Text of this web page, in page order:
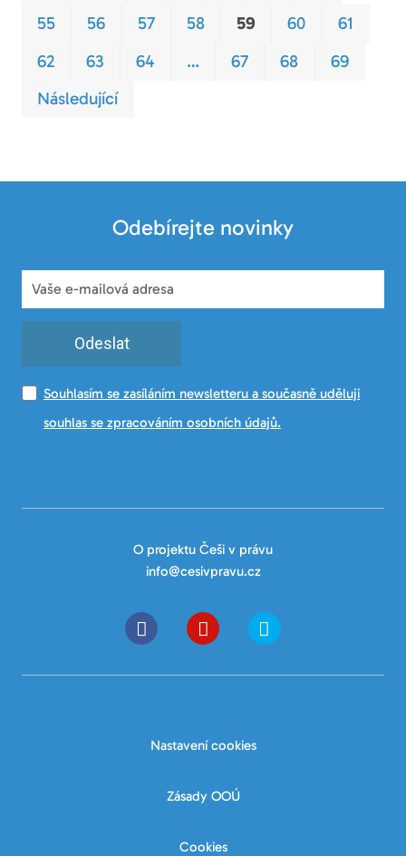
55
56 57 58 59 60
61
62
63 64 … 67 68
69
Následující
Odebírejte novinky
Odeslat
Souhlasím se zasíláním newsletteru a současně uděluji
souhlas se zpracováním osobních údajů.
O projektu Češi v právu
info@cesivpravu.cz
Nastavení cookies
Zásady OOÚ
Cookies